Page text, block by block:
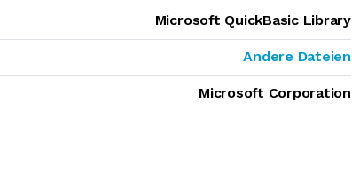
Microsoft QuickBasic Library
Andere Dateien
Microsoft Corporation